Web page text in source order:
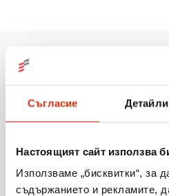
Съгласие Детайли
Настоящият сайт използва
Използваме „бисквитки“, за
съдържанието и рекламите,
Когато мечтите
сбъднати желания и 203